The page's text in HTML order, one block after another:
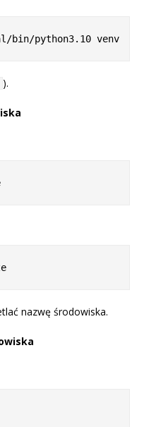
).
nazwę środowiska.